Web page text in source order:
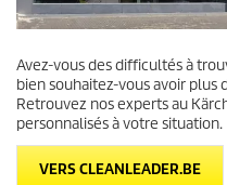
Avez-vous des difficultés à
bien souhaitez-vous avoir
Retrouvez nos experts au
personnalisés à votre situation.
VERS CLEANLEADER.BE